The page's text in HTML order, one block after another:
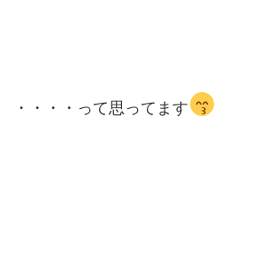
・・・・って思ってます